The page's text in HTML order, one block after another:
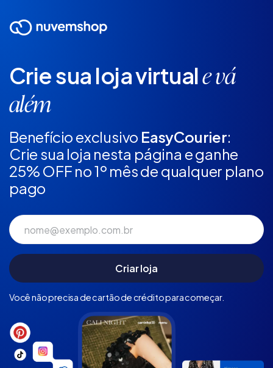
Crie sua loja virtuale vá
além
Benefício exclusivo EasyCourier:
Crie sua loja nesta página e ganhe
25% OFF no 1º mês de qualquer plano
pago
Você não precisa de cartão de crédito para começar.